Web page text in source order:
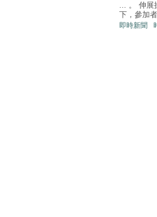
... 。 伸展
下，參加
即時新聞